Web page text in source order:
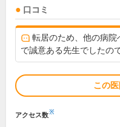
口コミ
転居のため、他の病院
で誠意ある先生でしたの
この
アクセス数※